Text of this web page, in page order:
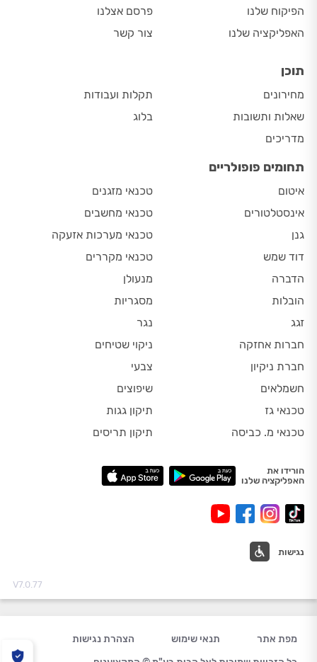
הפיקוח שלנו
האפליקציה שלנו
פרסם אצלנו
צור קשר
תוכן
מחירונים
שאלות ותשובות
מדריכים
תקלות ועבודות
בלוג
תחומים פופולריים
איטום
אינסטלטורים
גנן
דוד שמש
הדברה
הובלות
זגג
חברות אחזקה
חברת ניקיון
חשמלאים
טכנאי גז
טכנאי מ. כביסה
טכנאי מזגנים
טכנאי מחשבים
טכנאי מערכות אזעקה
טכנאי מקררים
מנעולן
מסגריות
נגר
ניקוי שטיחים
צבעי
שיפוצים
תיקון גגות
תיקון תריסים
הורידו את
האפליקציה שלנו
נגישות
V7.0.77
מפת אתר תנאי שימוש
הצהרת נגישות